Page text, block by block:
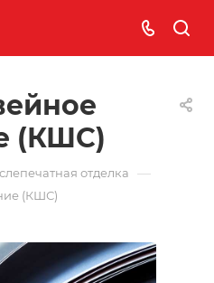
(КШС)
отделка —
(КШС)